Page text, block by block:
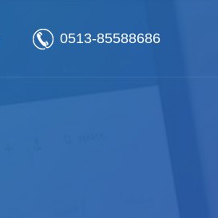
0513-85588686